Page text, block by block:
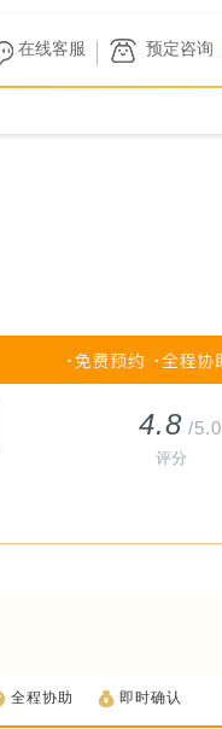
在线客服 预定咨询
4.8 /5.0
评分
全程协助 即时确认